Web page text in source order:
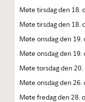
Møte tirsdag den 18.
Møte tirsdag den 18.
Møte onsdag den 19.
Møte onsdag den 19.
Møte torsdag den 20.
Møte onsdag den 26.
Møte fredag den 28.